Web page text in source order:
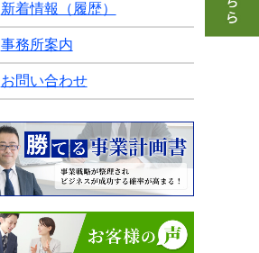
新着情報（履歴）
事務所案内
お問い合わせ